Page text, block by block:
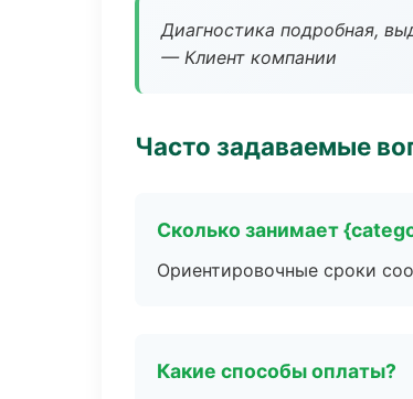
Диагностика подробная,
— Клиент компании
Часто задаваемые
Сколько занимает
Ориентировочные сроки
Какие способы оплаты?